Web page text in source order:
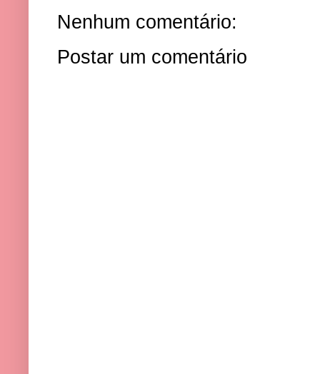
Nenhum comentário:
Postar um comentário